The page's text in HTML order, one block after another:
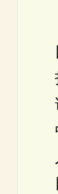
发
四
拍
谛
中
入
四